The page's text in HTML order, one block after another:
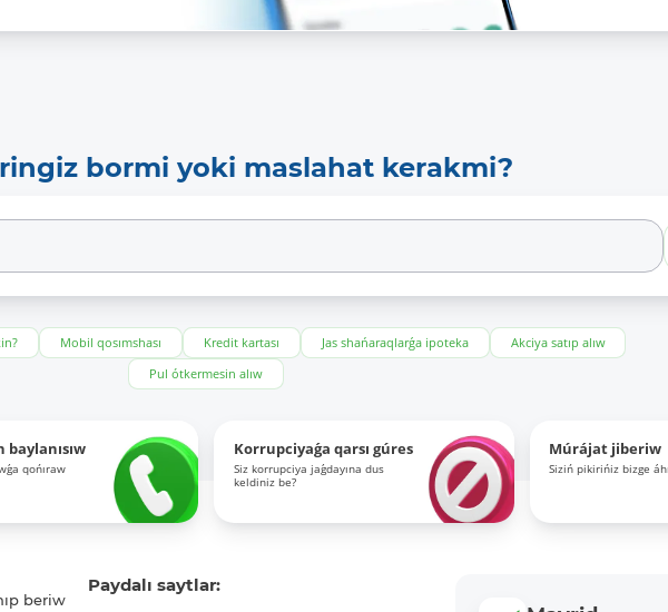
bormi yoki maslahat kerakmi?
Mobil qosımshası Kredit kartası Jas shańaraqlarǵa ipoteka
Akciya satıp alıw
Pul ótkermesin alıw
baylanısıw
qońıraw
Korrupciyaǵa qarsı gúres
Siz korrupciya jaǵdayına dus
keldiniz be?
Múrájat jiberiw
Siziń pikirińiz bizge
beriw
Paydalı saytlar: